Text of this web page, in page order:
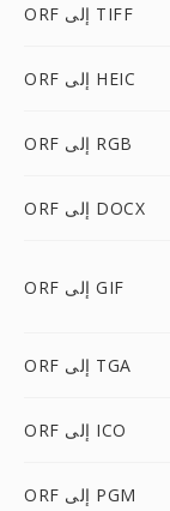
ORF إلى TIFF
ORF إلى HEIC
ORF إلى RGB
ORF إلى DOCX
ORF إلى GIF
ORF إلى TGA
ORF إلى ICO
ORF إلى PGM